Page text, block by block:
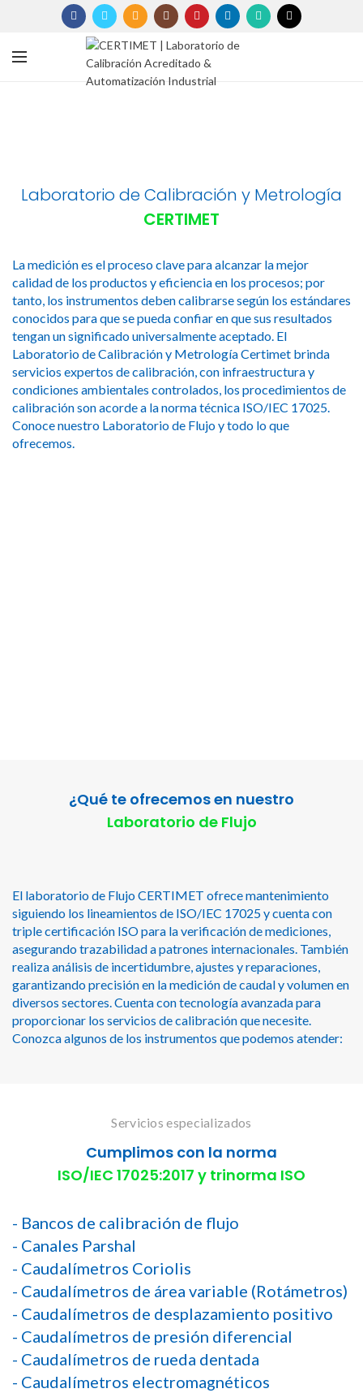
Laboratorio de Calibración y Metrología
CERTIMET
La medición es el proceso clave para alcanzar la mejor
calidad de los productos y eficiencia en los procesos; por
tanto, los instrumentos deben calibrarse según los estándares
conocidos para que se pueda confiar en que sus resultados
tengan un significado universalmente aceptado. El
Laboratorio de Calibración y Metrología Certimet brinda
servicios expertos de calibración, con infraestructura y
condiciones ambientales controlados, los procedimientos de
calibración son acorde a la norma técnica ISO/IEC 17025.
Conoce nuestro Laboratorio de Flujo y todo lo que
ofrecemos.
¿Qué te ofrecemos en nuestro
Laboratorio de Flujo
El laboratorio de Flujo CERTIMET ofrece mantenimiento
siguiendo los lineamientos de ISO/IEC 17025 y cuenta con
triple certificación ISO para la verificación de mediciones,
asegurando trazabilidad a patrones internacionales. También
realiza análisis de incertidumbre, ajustes y reparaciones,
garantizando precisión en la medición de caudal y volumen en
diversos sectores. Cuenta con tecnología avanzada para
proporcionar los servicios de calibración que necesite.
Conozca algunos de los instrumentos que podemos atender:
Servicios especializados
Cumplimos con la norma
ISO/IEC 17025:2017 y trinorma ISO
- Bancos de calibración de flujo
- Canales Parshal
- Caudalímetros Coriolis
- Caudalímetros de área variable (Rotámetros)
- Caudalímetros de desplazamiento positivo
- Caudalímetros de presión diferencial
- Caudalímetros de rueda dentada
- Caudalímetros electromagnéticos